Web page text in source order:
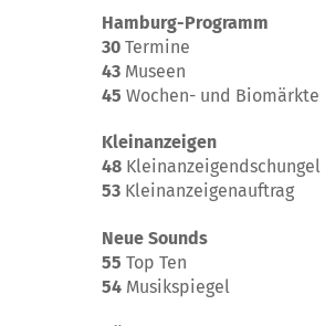
Hamburg-Programm
30 Termine
43 Museen
45 Wochen- und Biomärkte
Kleinanzeigen
48 Kleinanzeigendschungel
53 Kleinanzeigenauftrag
Neue Sounds
55 Top Ten
54 Musikspiegel